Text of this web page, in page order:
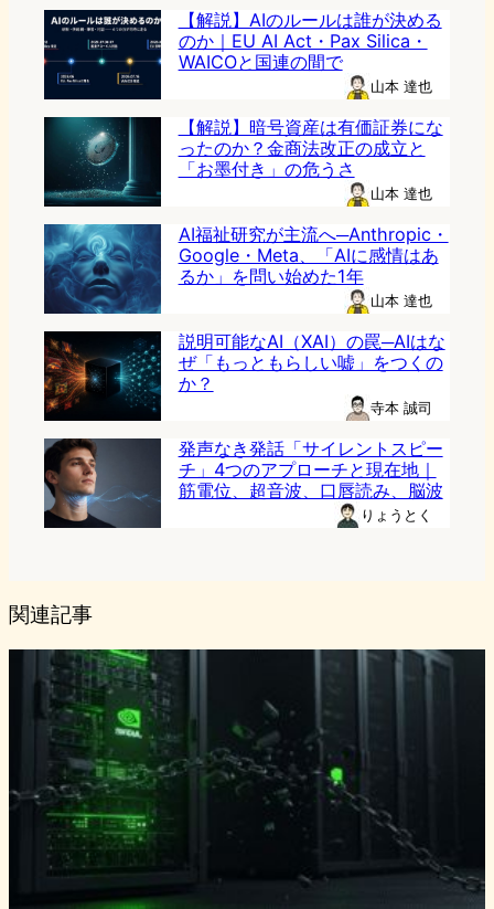
【解説】AIのルールは誰が決める
のか｜EU AI Act・Pax Silica・
WAICOと国連の間で
山本 達也
【解説】暗号資産は有価証券にな
ったのか？金商法改正の成立と
「お墨付き」の危うさ
山本 達也
AI福祉研究が主流へ─Anthropic・
Google・Meta、「AIに感情はあ
るか」を問い始めた1年
山本 達也
説明可能なAI（XAI）の罠─AIはな
ぜ「もっともらしい嘘」をつくの
か？
寺本 誠司
発声なき発話「サイレントスピー
チ」4つのアプローチと現在地｜
筋電位、超音波、口唇読み、脳波
りょうとく
関連記事